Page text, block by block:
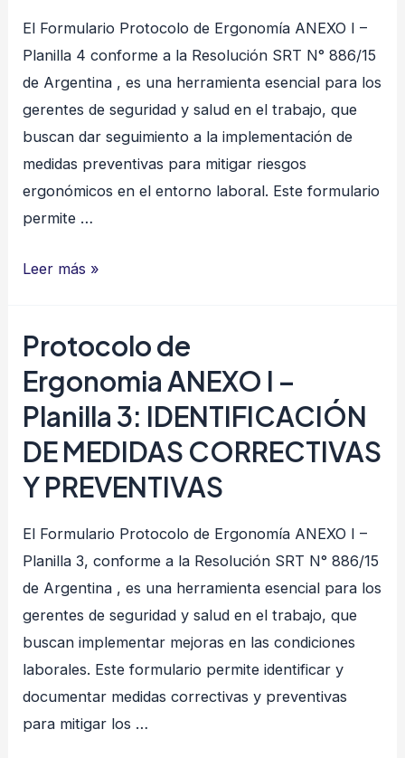
El Formulario Protocolo de Ergonomía ANEXO I –
Planilla 4 conforme a la Resolución SRT N° 886/15
de Argentina , es una herramienta esencial para los
gerentes de seguridad y salud en el trabajo, que
buscan dar seguimiento a la implementación de
medidas preventivas para mitigar riesgos
ergonómicos en el entorno laboral. Este formulario
permite …
Protocolo
–
Planilla
4:
MATRIZ
DE
DE
MEDIDAS
PREVENTIVAS
Leer más »
Protocolo de
Ergonomia ANEXO I –
Planilla 3: IDENTIFICACIÓN
DE MEDIDAS CORRECTIVAS
Y PREVENTIVAS
El Formulario Protocolo de Ergonomía ANEXO I –
Planilla 3, conforme a la Resolución SRT N° 886/15
de Argentina , es una herramienta esencial para los
gerentes de seguridad y salud en el trabajo, que
buscan implementar mejoras en las condiciones
laborales. Este formulario permite identificar y
documentar medidas correctivas y preventivas
para mitigar los …